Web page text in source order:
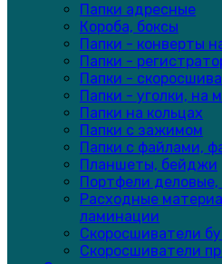
Папки адресные
Короба, боксы
Папки - конверты
Папки -
Папки -
Папки - уголки, на
Папки на кольцах
Папки с зажимом
Папки с файлами,
Планшеты, бейджи
Портфели деловые,
Расходные
ламинации
Скоросшиватели
Скоросшиватели